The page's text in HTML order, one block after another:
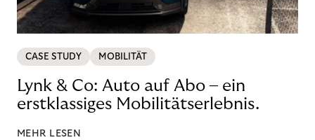
CASE STUDY MOBILITÄT
Lynk & Co: Auto auf Abo – ein
erstklassiges Mobilitätserlebnis.
MEHR LESEN